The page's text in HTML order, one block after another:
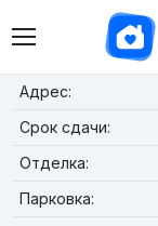
Адрес:
Срок сдачи:
Отделка:
Парковка: